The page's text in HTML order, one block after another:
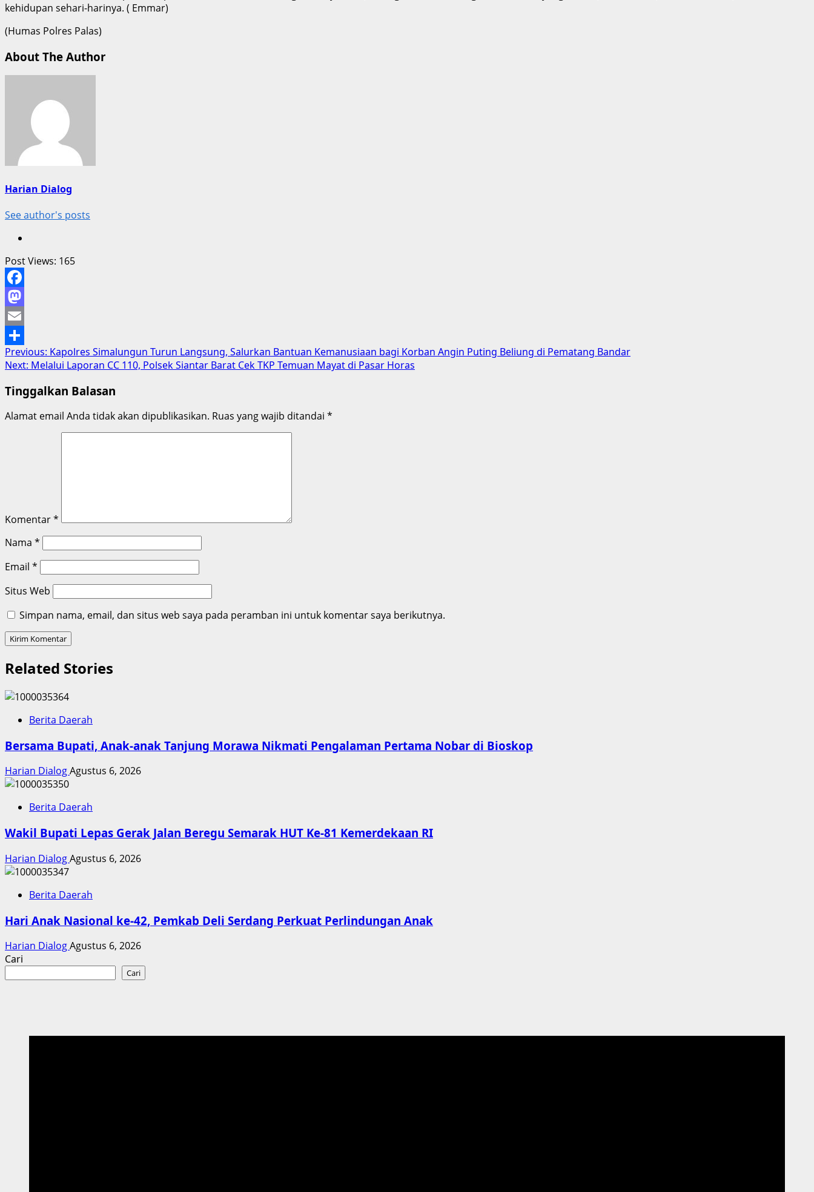
kehidupan sehari-harinya. ( Emmar)
(Humas Polres Palas)
About The Author
Harian Dialog
See author's posts
Post Views: 165
Facebook
Mastodon
Email
Share
Post
navigation
Previous: Kapolres Simalungun Turun Langsung, Salurkan Bantuan Kemanusiaan bagi Korban Angin Puting Beliung di Pematang Bandar
Next: Melalui Laporan CC 110, Polsek Siantar Barat Cek TKP Temuan Mayat di Pasar Horas
Tinggalkan Balasan
Alamat email Anda tidak akan dipublikasikan. Ruas yang wajib ditandai *
Komentar*
Nama *
Email *
Situs Web
Simpan nama, email, dan situs web saya pada peramban ini untuk komentar saya berikutnya.
Related Stories
Berita Daerah
Bersama Bupati, Anak-anak Tanjung Morawa Nikmati Pengalaman Pertama Nobar di Bioskop
Harian DialogAgustus 6, 2026
Berita Daerah
Wakil Bupati Lepas Gerak Jalan Beregu Semarak HUT Ke-81 Kemerdekaan RI
Harian DialogAgustus 6, 2026
Berita Daerah
Hari Anak Nasional ke-42, Pemkab Deli Serdang Perkuat Perlindungan Anak
Harian DialogAgustus 6, 2026
Cari
Cari